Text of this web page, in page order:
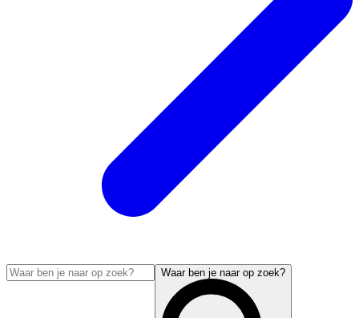
Waar ben je naar op zoek?